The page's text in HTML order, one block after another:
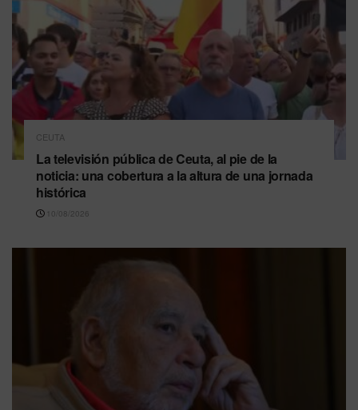
CEUTA
La televisión pública de Ceuta, al pie de la
noticia: una cobertura a la altura de una jornada
histórica
10/08/2026